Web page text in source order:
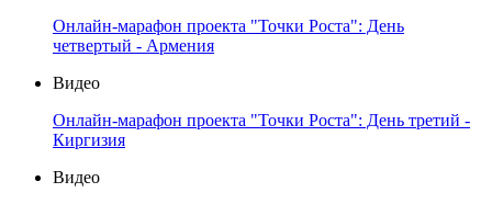
Онлайн-марафон проекта "Точки Роста": День
четвертый - Армения
Видео
Онлайн-марафон проекта "Точки Роста": День третий -
Киргизия
Видео